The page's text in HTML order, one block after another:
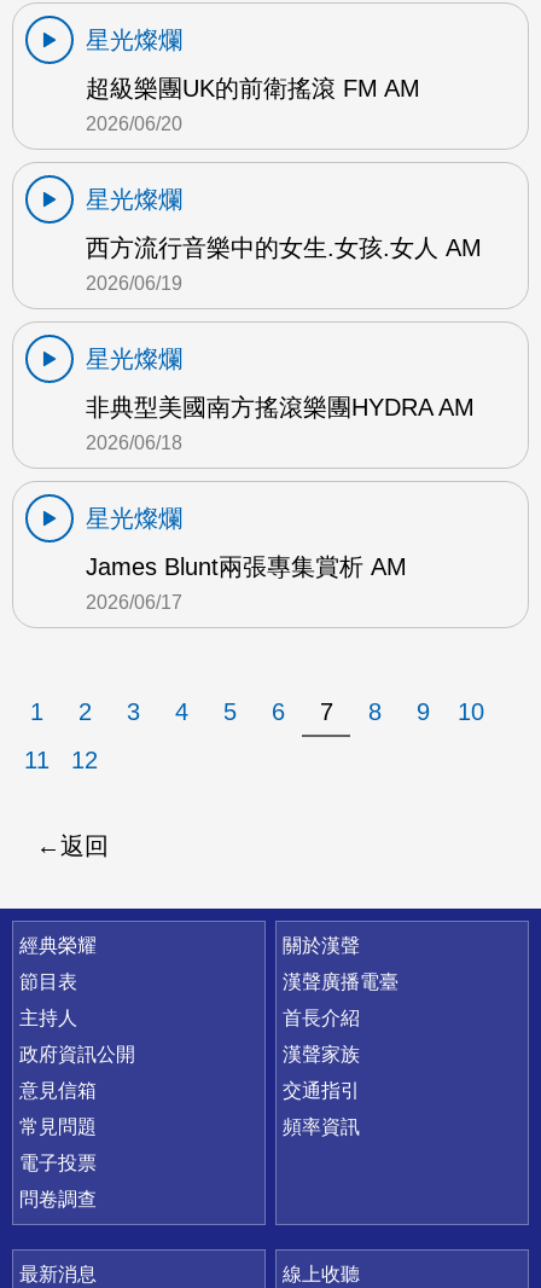
星光燦爛
超級樂團UK的前衛搖滾 FM AM
2026/06/20
星光燦爛
西方流行音樂中的女生.女孩.女人 AM
2026/06/19
星光燦爛
非典型美國南方搖滾樂團HYDRA AM
2026/06/18
星光燦爛
James Blunt兩張專集賞析 AM
2026/06/17
1 2 3 4 5 6 7 8 9
10
11
12
返回
快速連結
經典榮耀
節目表
主持人
政府資訊公開
意見信箱
常見問題
電子投票
問卷調查
關於漢聲
漢聲廣播電臺
首長介紹
漢聲家族
交通指引
頻率資訊
最新消息
線上收聽